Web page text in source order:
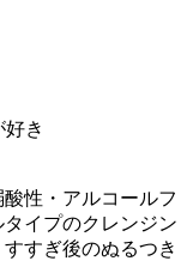
き
性・アルコールフ
イプのクレンジン
すぎ後のぬるつき